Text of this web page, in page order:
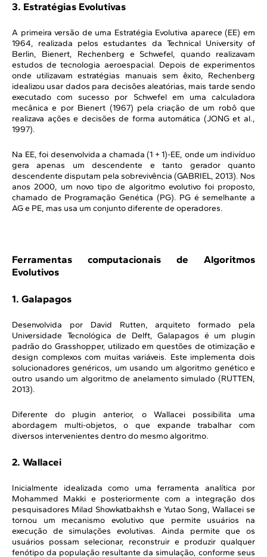
3. Estratégias Evolutivas
A primeira versão de uma Estratégia Evolutiva aparece (EE) em
1964, realizada pelos estudantes da Technical University of
Berlin, Bienert, Rechenberg e Schwefel, quando realizavam
estudos de tecnologia aeroespacial. Depois de experimentos
onde utilizavam estratégias manuais sem êxito, Rechenberg
idealizou usar dados para decisões aleatórias, mais tarde sendo
executado com sucesso por Schwefel em uma calculadora
mecânica e por Bienert (1967) pela criação de um robô que
realizava ações e decisões de forma automática (JONG et al.,
1997).
Na EE, foi desenvolvida a chamada (1 + 1)-EE, onde um indivíduo
gera apenas um descendente e tanto gerador quanto
descendente disputam pela sobrevivência (GABRIEL, 2013). Nos
anos 2000, um novo tipo de algoritmo evolutivo foi proposto,
chamado de Programação Genética (PG). PG é semelhante a
AG e PE, mas usa um conjunto diferente de operadores.
Ferramentas computacionais de Algoritmos
Evolutivos
1. Galapagos
Desenvolvida por David Rutten, arquiteto formado pela
Universidade Tecnológica de Delft, Galapagos é um plugin
padrão do Grasshopper, utilizado em questões de otimização e
design complexos com muitas variáveis. Este implementa dois
solucionadores genéricos, um usando um algoritmo genético e
outro usando um algoritmo de anelamento simulado (RUTTEN,
2013).
Diferente do plugin anterior, o Wallacei possibilita uma
abordagem multi-objetos, o que expande trabalhar com
diversos intervenientes dentro do mesmo algoritmo.
2. Wallacei
Inicialmente idealizada como uma ferramenta analítica por
Mohammed Makki e posteriormente com a integração dos
pesquisadores Milad Showkatbakhsh e Yutao Song, Wallacei se
tornou um mecanismo evolutivo que permite usuários na
execução de simulações evolutivas. Ainda permite que os
usuários possam selecionar, reconstruir e produzir qualquer
fenótipo da população resultante da simulação, conforme seus